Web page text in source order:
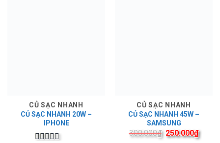
CỦ SẠC NHANH
CỦ SẠC NHANH 20W –
IPHONE
CỦ SẠC NHANH
CỦ SẠC NHANH 45W –
SAMSUNG
300.000₫ 250.000₫